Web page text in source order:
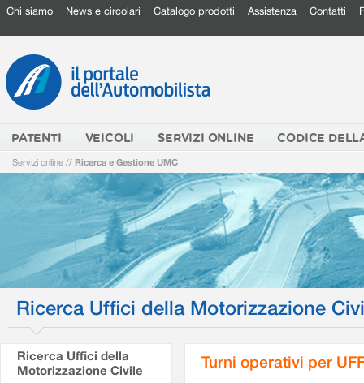
Chi siamo News e circolari Catalogo prodotti Assistenza Contatti
PATENTI VEICOLI SERVIZI ONLINE CODICE
Servizi online // Ricerca e Gestione UMC
Ricerca Uffici della Motorizzazione
Ricerca Uffici della
Motorizzazione Civile
Turni operativi per